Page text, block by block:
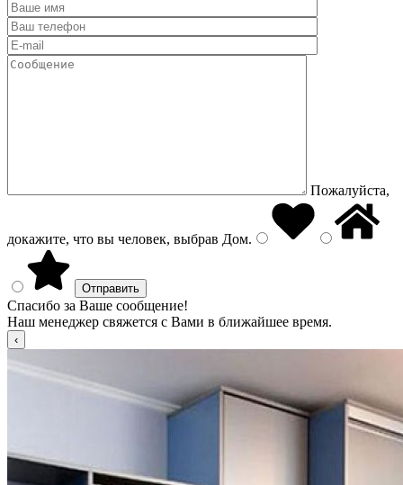
Пожалуйста,
докажите, что вы человек, выбрав Дом.
Спасибо за Ваше сообщение!
Наш менеджер свяжется с Вами в ближайшее время.